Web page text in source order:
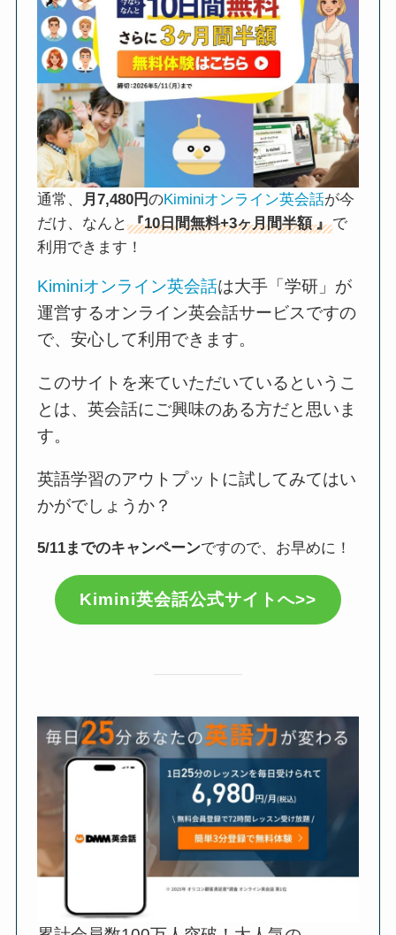
通常、 月7,480円のKiminiオンライン英会話が今
だけ、なんと『10日間無料+3ヶ月間半額 』で
利用できます！
Kiminiオンライン英会話は大手「学研」が
運営するオンライン英会話サービスですの
で、安心して利用できます。
このサイトを来ていただいているというこ
とは、英会話にご興味のある方だと思いま
す。
英語学習のアウトプットに試してみてはい
かがでしょうか？
5/11までのキャンペーンですので、お早めに！
Kimini英会話公式サイトへ>>